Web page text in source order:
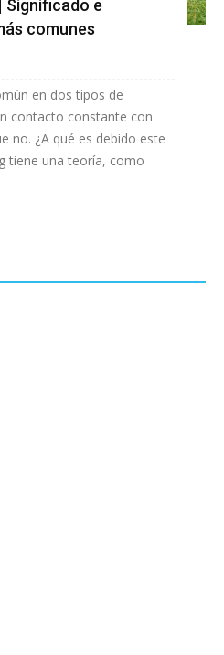
Significado e
comunes
en dos tipos de
contacto constante con
no. ¿A qué es debido este
tiene una teoría, como